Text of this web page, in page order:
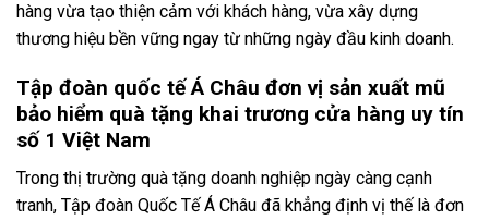
hàng vừa tạo thiện cảm với khách hàng, vừa xây dựng
thương hiệu bền vững ngay từ những ngày đầu kinh doanh.
Tập đoàn quốc tế Á Châu đơn vị sản xuất mũ
bảo hiểm quà tặng khai trương cửa hàng uy tín
số 1 Việt Nam
Trong thị trường quà tặng doanh nghiệp ngày càng cạnh
tranh, Tập đoàn Quốc Tế Á Châu đã khẳng định vị thế là đơn